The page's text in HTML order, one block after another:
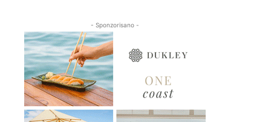
- Sponzorisano -